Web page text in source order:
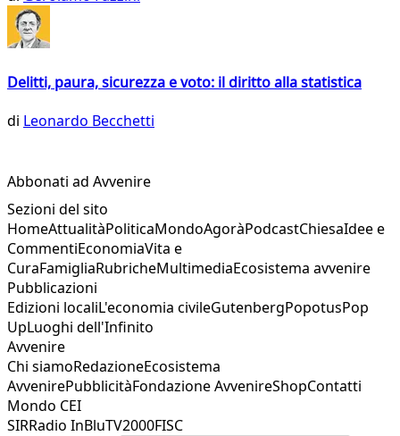
Delitti, paura, sicurezza e voto: il diritto alla statistica
di Leonardo Becchetti
Abbonati ad Avvenire
Sezioni del sito
HomeAttualitàPoliticaMondoAgoràPodcastChiesaIdee e
CommentiEconomiaVita e
CuraFamigliaRubricheMultimediaEcosistema avvenire
Pubblicazioni
Edizioni localiL'economia civileGutenbergPopotusPop
UpLuoghi dell'Infinito
Avvenire
Chi siamoRedazioneEcosistema
AvvenirePubblicitàFondazione AvvenireShopContatti
Mondo CEI
SIRRadio InBluTV2000FISC